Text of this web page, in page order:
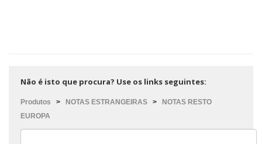
Não é isto que procura? Use os links seguintes:
Produtos > NOTAS ESTRANGEIRAS >
NOTAS RESTO
EUROPA